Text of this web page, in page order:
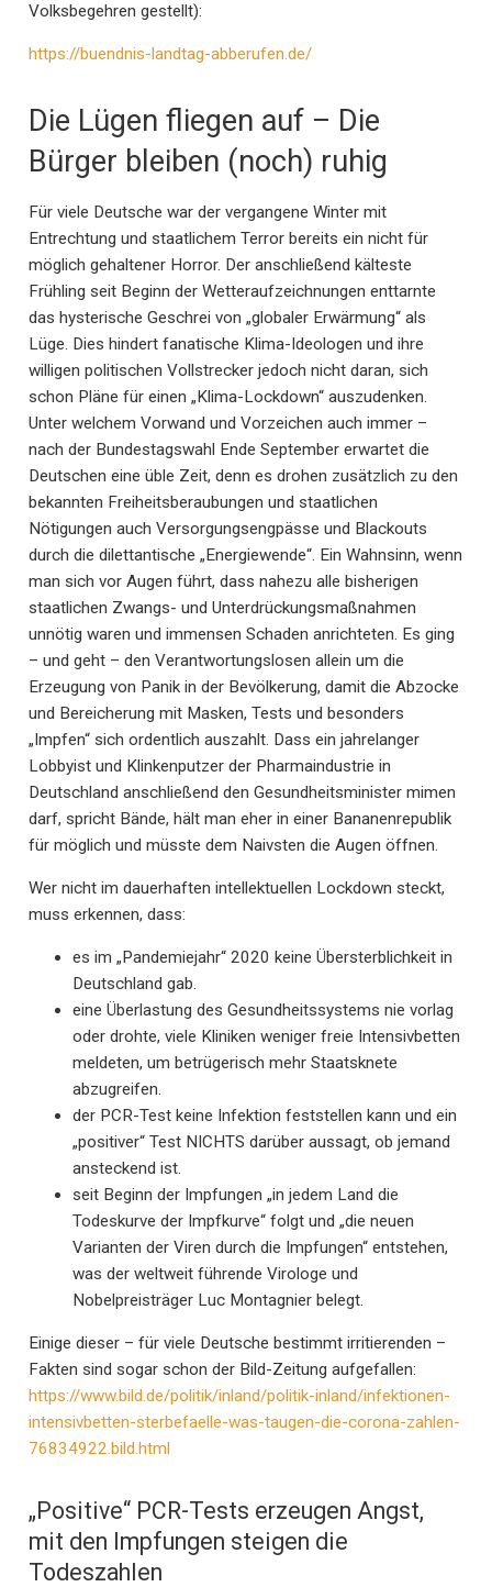
Volksbegehren gestellt):
https://buendnis-landtag-abberufen.de/
Die Lügen fliegen auf – Die
Bürger bleiben (noch) ruhig
Für viele Deutsche war der vergangene Winter mit
Entrechtung und staatlichem Terror bereits ein nicht für
möglich gehaltener Horror. Der anschließend kälteste
Frühling seit Beginn der Wetteraufzeichnungen enttarnte
das hysterische Geschrei von „globaler Erwärmung“ als
Lüge. Dies hindert fanatische Klima-Ideologen und ihre
willigen politischen Vollstrecker jedoch nicht daran, sich
schon Pläne für einen „Klima-Lockdown“ auszudenken.
Unter welchem Vorwand und Vorzeichen auch immer –
nach der Bundestagswahl Ende September erwartet die
Deutschen eine üble Zeit, denn es drohen zusätzlich zu den
bekannten Freiheitsberaubungen und staatlichen
Nötigungen auch Versorgungsengpässe und Blackouts
durch die dilettantische „Energiewende“. Ein Wahnsinn, wenn
man sich vor Augen führt, dass nahezu alle bisherigen
staatlichen Zwangs- und Unterdrückungsmaßnahmen
unnötig waren und immensen Schaden anrichteten. Es ging
– und geht – den Verantwortungslosen allein um die
Erzeugung von Panik in der Bevölkerung, damit die Abzocke
und Bereicherung mit Masken, Tests und besonders
„Impfen“ sich ordentlich auszahlt. Dass ein jahrelanger
Lobbyist und Klinkenputzer der Pharmaindustrie in
Deutschland anschließend den Gesundheitsminister mimen
darf, spricht Bände, hält man eher in einer Bananenrepublik
für möglich und müsste dem Naivsten die Augen öffnen.
Wer nicht im dauerhaften intellektuellen Lockdown steckt,
muss erkennen, dass:
es im „Pandemiejahr“ 2020 keine Übersterblichkeit in
Deutschland gab.
eine Überlastung des Gesundheitssystems nie vorlag
oder drohte, viele Kliniken weniger freie Intensivbetten
meldeten, um betrügerisch mehr Staatsknete
abzugreifen.
der PCR-Test keine Infektion feststellen kann und ein
„positiver“ Test NICHTS darüber aussagt, ob jemand
ansteckend ist.
seit Beginn der Impfungen „in jedem Land die
Todeskurve der Impfkurve“ folgt und „die neuen
Varianten der Viren durch die Impfungen“ entstehen,
was der weltweit führende Virologe und
Nobelpreisträger Luc Montagnier belegt.
Einige dieser – für viele Deutsche bestimmt irritierenden –
Fakten sind sogar schon der Bild-Zeitung aufgefallen:
https://www.bild.de/politik/inland/politik-inland/infektionen-
intensivbetten-sterbefaelle-was-taugen-die-corona-zahlen-
76834922.bild.html
„Positive“ PCR-Tests erzeugen Angst,
mit den Impfungen steigen die
Todeszahlen